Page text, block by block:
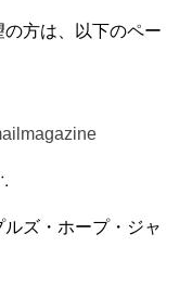
方は、以下のペー
ズ・ホープ・ジャ